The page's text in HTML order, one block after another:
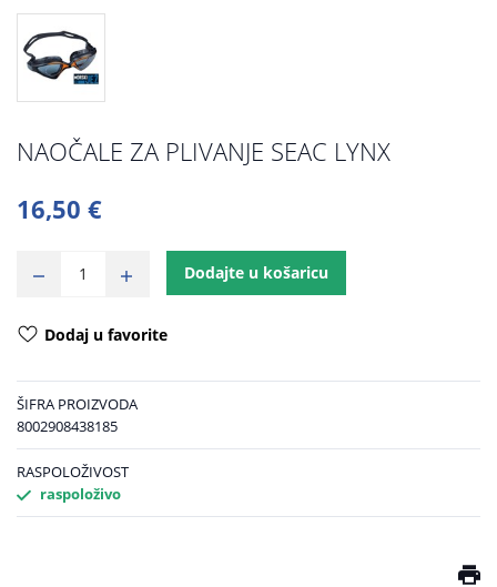
NAOČALE ZA PLIVANJE SEAC LYNX
16,50 €
Dodajte u košaricu
Dodaj u favorite
ŠIFRA PROIZVODA
8002908438185
RASPOLOŽIVOST
raspoloživo